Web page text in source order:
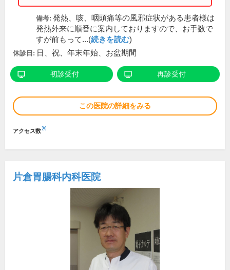
備考: 発熱、咳、咽頭痛等の風邪症状がある患者様は
発熱外来に順番に案内しておりますので、お手数で
すが前もって...(続きを読む)
休診日: 日、祝、年末年始、お盆期間
初診受付 再診受付
この医院の詳細をみる
アクセス数※
片倉胃腸科内科医院